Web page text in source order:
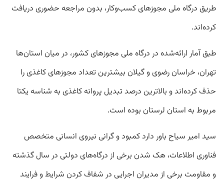
طریق درگاه ملی مجوزهای کسب‌وکار، بدون مراجعه حضوری دریافت
کرده‌اند.
طبق آمار ارائه‌شده در درگاه ملی مجوزهای کشور، در میان استان‌ها
تهران، خراسان رضوی و گیلان بیشترین تعداد مجوزهای کاغذی را
حذف کرده‌اند و بالاترین درصد تبدیل پروانه کاغذی به شناسه یکتا
مربوط به استان لرستان بوده است.
سید امیر سیاح باور دارد کمبود و گرانی نیروی انسانی متخصص
فناوری اطلاعات، هک شدن برخی از درگاه‌های دولتی در سال گذشته
و مقاومت برخی از مدیران اجرایی در شفاف کردن شرایط و فرایند